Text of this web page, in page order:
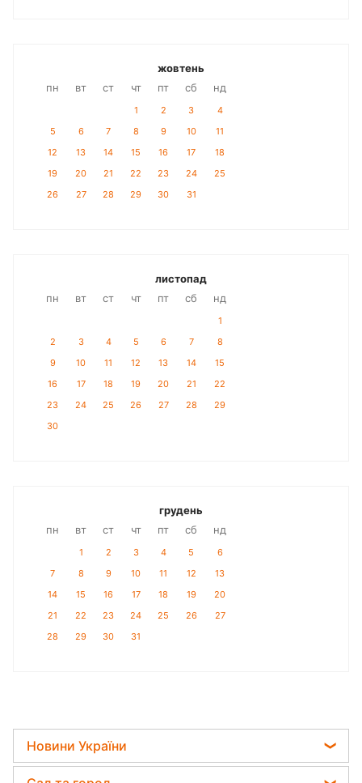
жовтень
пн
вт ст чт пт сб нд
1 2 3
4
5
6 7 8 9 10
11
12
13 14 15 16 17
18
19
20 21 22 23 24
25
26
27 28 29 30 31
листопад
пн
вт ст чт пт сб нд
1
2
3 4 5 6 7
8
9
10 11 12 13 14
15
16
17 18 19 20 21
22
23
24 25 26 27 28
29
30
грудень
пн
вт ст чт пт сб нд
1 2 3 4 5
6
7
8 9 10 11 12
13
14
15 16 17 18 19
20
21
22 23 24 25 26
27
28
29 30 31
Новини України
Пенсії в Україні